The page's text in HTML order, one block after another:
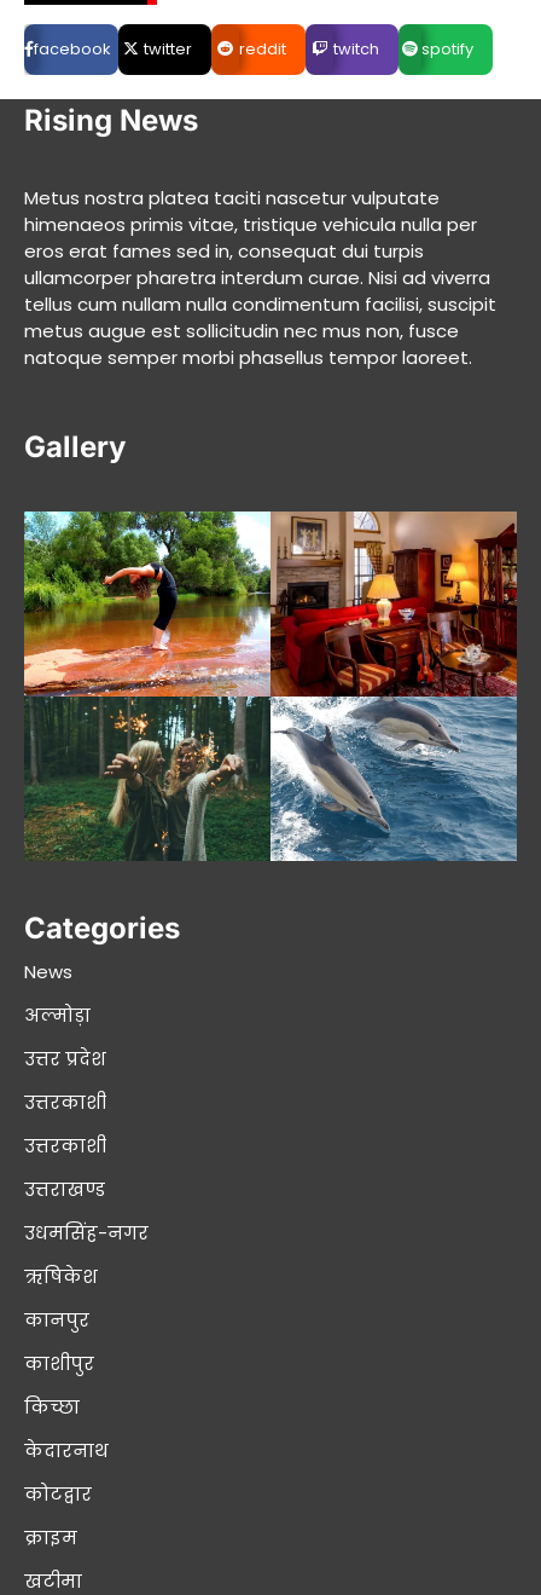
facebook twitter reddit twitch spotify
Rising News
Metus nostra platea taciti nascetur vulputate
himenaeos primis vitae, tristique vehicula nulla per
eros erat fames sed in, consequat dui turpis
ullamcorper pharetra interdum curae. Nisi ad viverra
tellus cum nullam nulla condimentum facilisi, suscipit
metus augue est sollicitudin nec mus non, fusce
natoque semper morbi phasellus tempor laoreet.
Gallery
Categories
News
अल्मोड़ा
उत्तर प्रदेश
उत्तरकाशी
उत्तरकाशी
उत्तराखण्ड
उधमसिंह-नगर
ऋषिकेश
कानपुर
काशीपुर
किच्छा
केदारनाथ
कोटद्वार
क्राइम
खटीमा